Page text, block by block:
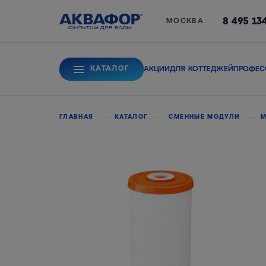
МОСКВА 8 495
КАТАЛОГ АКЦИИДЛЯ КОТТЕДЖЕЙ
Для питьевой воды
Системы обратного
ГЛАВНАЯ КАТАЛОГ СМЕННЫЕ МОДУЛИ